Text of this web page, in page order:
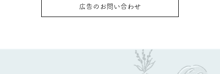
広告のお問い合わせ